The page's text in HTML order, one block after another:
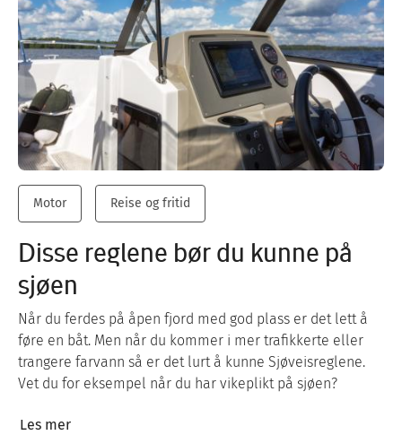
Motor Reise og fritid
Disse reglene bør du kunne på
sjøen
Når du ferdes på åpen fjord med god plass er det lett å
føre en båt. Men når du kommer i mer trafikkerte eller
trangere farvann så er det lurt å kunne Sjøveisreglene.
Vet du for eksempel når du har vikeplikt på sjøen?
Les mer